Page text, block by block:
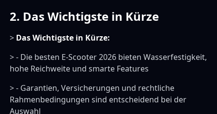
2. Das Wichtigste in Kürze
> Das Wichtigste in Kürze:
> - Die besten E-Scooter 2026 bieten Wasserfestigkeit,
hohe Reichweite und smarte Features
> - Garantien, Versicherungen und rechtliche
Rahmenbedingungen sind entscheidend bei der
Auswahl